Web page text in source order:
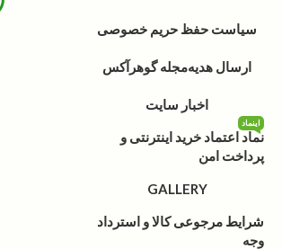
سیاست حفظ حریم خصوصی
ارسال هدیهمجله گوهرآکس
اخبار سایت
نماد اعتماد خرید اینترنتی و
پرداخت امن
اینماد
GALLERY
شرایط مرجوعی کالا و استرداد
وجه